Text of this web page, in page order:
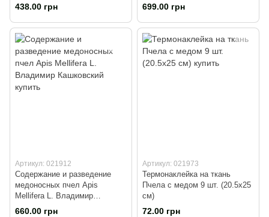
438.00 грн 699.00 грн
Артикул: 021912
Содержание и разведение
медоносных пчел Apis
Mellifera L. Владимир
Кашковский
660.00 грн
Артикул: 021973
Термонаклейка на ткань
Пчела с медом 9 шт. (20.5х25
см)
72.00 грн